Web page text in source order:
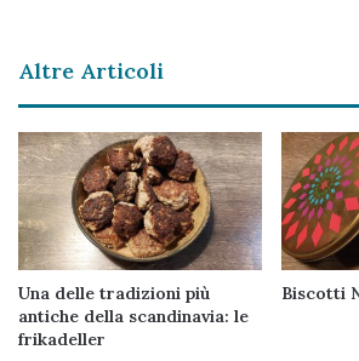
Altre Articoli
Una delle tradizioni più
antiche della scandinavia: le
frikadeller
Biscotti